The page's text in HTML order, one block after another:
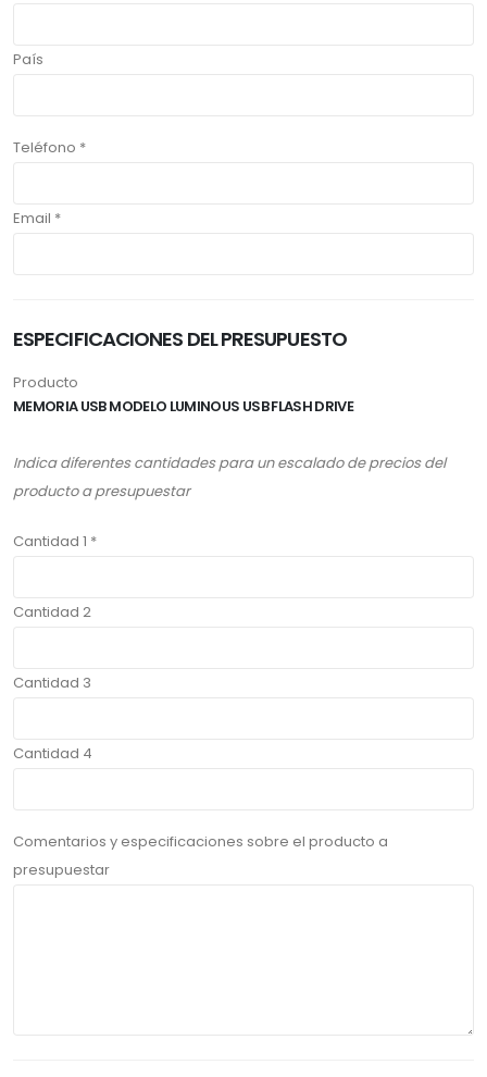
País
Teléfono *
Email *
ESPECIFICACIONES DEL PRESUPUESTO
Producto
MEMORIA USB MODELO LUMINOUS USB FLASH DRIVE
Indica diferentes cantidades para un escalado de precios del
producto a presupuestar
Cantidad 1 *
Cantidad 2
Cantidad 3
Cantidad 4
Comentarios y especificaciones sobre el producto a
presupuestar